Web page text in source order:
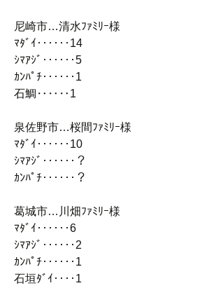
尼崎市…清水ﾌｧﾐﾘｰ様
ﾏﾀﾞｲ‥‥‥14
ｼﾏｱｼﾞ‥‥‥5
ｶﾝﾊﾟﾁ‥‥‥1
石鯛‥‥‥1
泉佐野市…桜間ﾌｧﾐﾘｰ様
ﾏﾀﾞｲ‥‥‥10
ｼﾏｱｼﾞ‥‥‥？
ｶﾝﾊﾟﾁ‥‥‥？
葛城市…川畑ﾌｧﾐﾘｰ様
ﾏﾀﾞｲ‥‥‥6
ｼﾏｱｼﾞ‥‥‥2
ｶﾝﾊﾟﾁ‥‥‥1
石垣ﾀﾞｲ‥‥1